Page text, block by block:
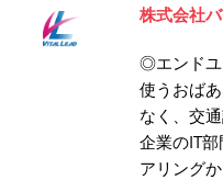
株式会社
◎エンドユ
使うおば
なく、交
企業のIT
アリング